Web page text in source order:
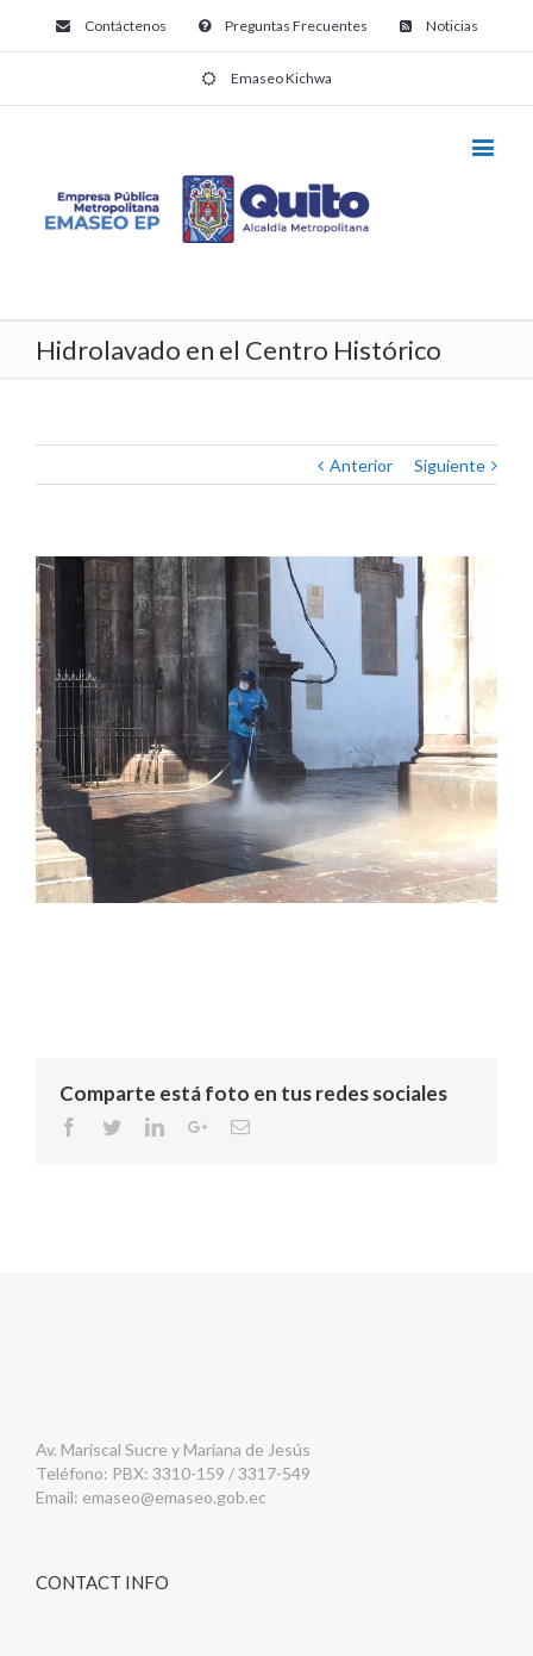
Contáctenos Preguntas Frecuentes Noticias
Emaseo Kichwa
Hidrolavado en el Centro Histórico
Anterior Siguiente
Comparte está foto en tus redes sociales
Facebook
TwitterLinkedinGoogle+Email
Av. Mariscal Sucre y Mariana de Jesús
Teléfono: PBX: 3310-159 / 3317-549
Email: emaseo@emaseo.gob.ec
CONTACT INFO